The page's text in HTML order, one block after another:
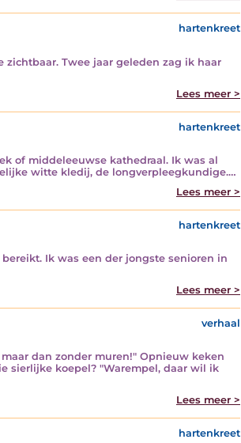
hartenkreet
Twee jaar geleden zag ik haar
Lees meer >
hartenkreet
of middeleeuwse kathedraal. Ik was al
witte kledij, de longverpleegkundige.…
Lees meer >
hartenkreet
Ik was een der jongste senioren in
Lees meer >
verhaal
dan zonder muren!" Opnieuw keken
sierlijke koepel? "Warempel, daar wil ik
Lees meer >
hartenkreet